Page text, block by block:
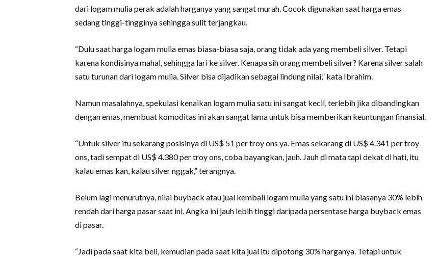
dari logam mulia perak adalah harganya yang sangat murah. Cocok digunakan saat harga emas
sedang tinggi-tingginya sehingga sulit terjangkau.
“Dulu saat harga logam mulia emas biasa-biasa saja, orang tidak ada yang membeli silver. Tetapi
karena kondisinya mahal, sehingga lari ke silver. Kenapa sih orang membeli silver? Karena silver salah
satu turunan dari logam mulia. Silver bisa dijadikan sebagai lindung nilai,” kata Ibrahim.
Namun masalahnya, spekulasi kenaikan logam mulia satu ini sangat kecil, terlebih jika dibandingkan
dengan emas, membuat komoditas ini akan sangat lama untuk bisa memberikan keuntungan finansial.
“Untuk silver itu sekarang posisinya di US$ 51 per troy ons ya. Emas sekarang di US$ 4.341 per troy
ons, tadi sempat di US$ 4.380 per troy ons, coba bayangkan, jauh. Jauh di mata tapi dekat di hati, itu
kalau emas kan, kalau silver nggak,” terangnya.
Belum lagi menurutnya, nilai buyback atau jual kembali logam mulia yang satu ini biasanya 30% lebih
rendah dari harga pasar saat ini. Angka ini jauh lebih tinggi daripada persentase harga buyback emas
di pasar.
“Jadi pada saat kita beli, kemudian pada saat kita jual itu dipotong 30% harganya. Tetapi untuk